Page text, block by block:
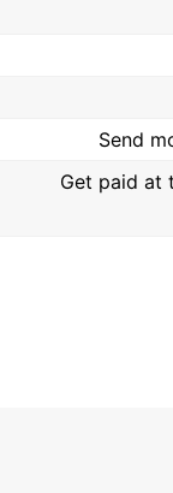
Send
Get paid at